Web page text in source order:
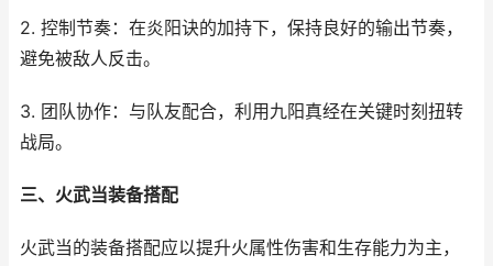
2. 控制节奏：在炎阳诀的加持下，保持良好的输出节奏，
避免被敌人反击。
3. 团队协作：与队友配合，利用九阳真经在关键时刻扭转
战局。
三、火武当装备搭配
火武当的装备搭配应以提升火属性伤害和生存能力为主，